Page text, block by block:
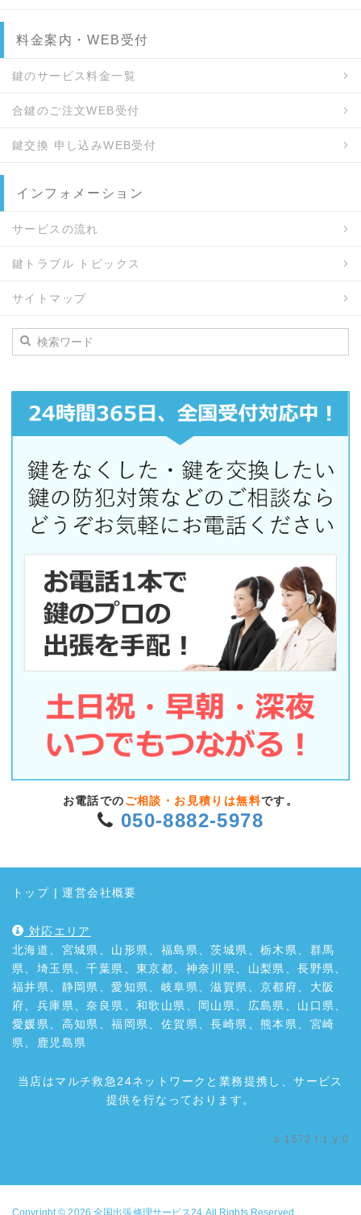
料金案内・WEB受付
鍵のサービス料金一覧
合鍵のご注文WEB受付
鍵交換 申し込みWEB受付
インフォメーション
サービスの流れ
鍵トラブル トピックス
サイトマップ
お電話での ご相談・お見積りは無料です。
050-8882-5978
トップ |運営会社概要
対応エリア
北海道、宮城県、山形県、福島県、茨城県、栃木県、群馬
県、埼玉県、千葉県、東京都、神奈川県、山梨県、長野県、
福井県、静岡県、愛知県、岐阜県、滋賀県、京都府、大阪
府、兵庫県、奈良県、和歌山県、岡山県、広島県、山口県、
愛媛県、高知県、福岡県、佐賀県、長崎県、熊本県、宮崎
県、鹿児島県
当店はマルチ救急24ネットワークと業務提携し、サービス
提供を行なっております。
a:1572 t:1 y:0
Copyright © 2026全国出張修理サービス24 All Rights Reserved.